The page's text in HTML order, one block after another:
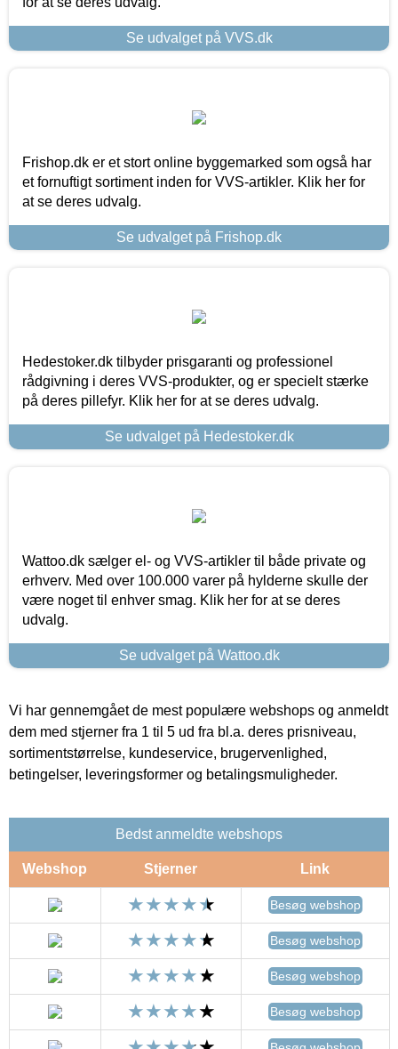
Se udvalget på VVS.dk
Frishop.dk er et stort online byggemarked som også har
et fornuftigt sortiment inden for VVS-artikler. Klik her for
at se deres udvalg.
Se udvalget på Frishop.dk
Hedestoker.dk tilbyder prisgaranti og professionel
rådgivning i deres VVS-produkter, og er specielt stærke
på deres pillefyr. Klik her for at se deres udvalg.
Se udvalget på Hedestoker.dk
Wattoo.dk sælger el- og VVS-artikler til både private og
erhverv. Med over 100.000 varer på hylderne skulle der
være noget til enhver smag. Klik her for at se deres
udvalg.
Se udvalget på Wattoo.dk
Vi har gennemgået de mest populære webshops og anmeldt
dem med stjerner fra 1 til 5 ud fra bl.a. deres prisniveau,
sortimentstørrelse, kundeservice, brugervenlighed,
betingelser, leveringsformer og betalingsmuligheder.
Bedst anmeldte webshops
Webshop Stjerner Link
Besøg webshop
Besøg webshop
Besøg webshop
Besøg webshop